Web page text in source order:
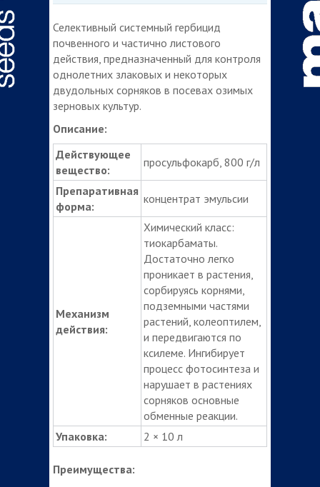
Селективный системный гербицид
почвенного и частично листового
действия, предназначенный для контроля
однолетних злаковых и некоторых
двудольных сорняков в посевах озимых
зерновых культур.
Описание:
Действующее
вещество:
просульфокарб, 800 г/л
Препаративная
форма:
концентрат эмульсии
Механизм
действия:
Химический класс:
тиокарбаматы.
Достаточно легко
проникает в растения,
сорбируясь корнями,
подземными частями
растений, колеоптилем,
и передвигаются по
ксилеме. Ингибирует
процесс фотосинтеза и
нарушает в растениях
сорняков основные
обменные реакции.
Упаковка:
2 × 10 л
Преимущества: